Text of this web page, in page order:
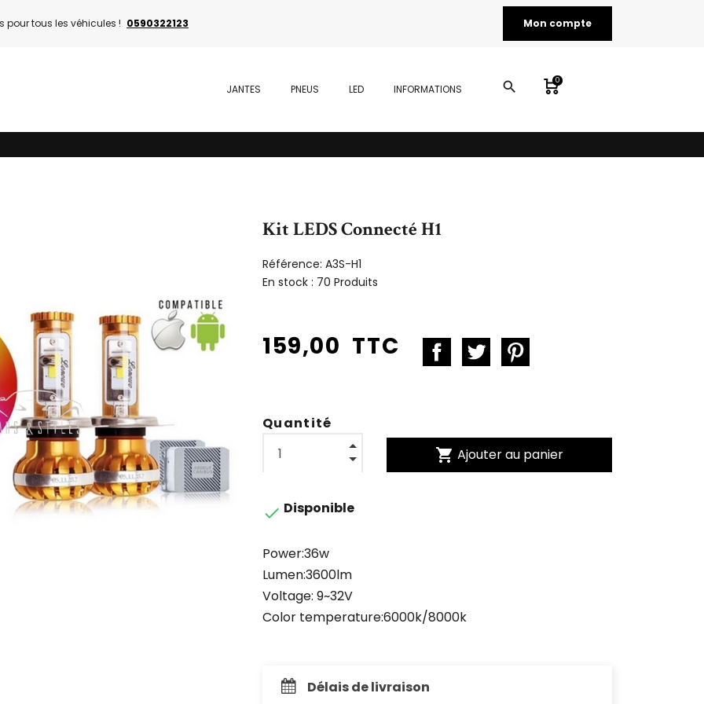
pour tous les véhicules ! 0590322123 Mon compte
JANTES PNEUS LED INFORMATIONS search 0
Kit LEDS Connecté H1
Référence: A3S-H1
En stock : 70 Produits
159,00 TTC
Quantité
shopping_cart Ajouter au panier
 Disponible
Power:36w
Lumen:3600lm
Voltage: 9~32V
Color temperature:6000k/8000k
Délais de livraison